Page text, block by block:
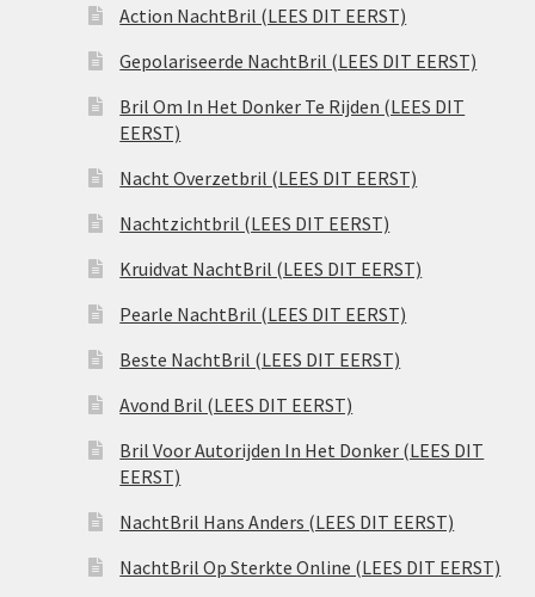
Action NachtBril (LEES DIT EERST)
Gepolariseerde NachtBril (LEES DIT EERST)
Bril Om In Het Donker Te Rijden (LEES DIT
EERST)
Nacht Overzetbril (LEES DIT EERST)
Nachtzichtbril (LEES DIT EERST)
Kruidvat NachtBril (LEES DIT EERST)
Pearle NachtBril (LEES DIT EERST)
Beste NachtBril (LEES DIT EERST)
Avond Bril (LEES DIT EERST)
Bril Voor Autorijden In Het Donker (LEES DIT
EERST)
NachtBril Hans Anders (LEES DIT EERST)
NachtBril Op Sterkte Online (LEES DIT EERST)